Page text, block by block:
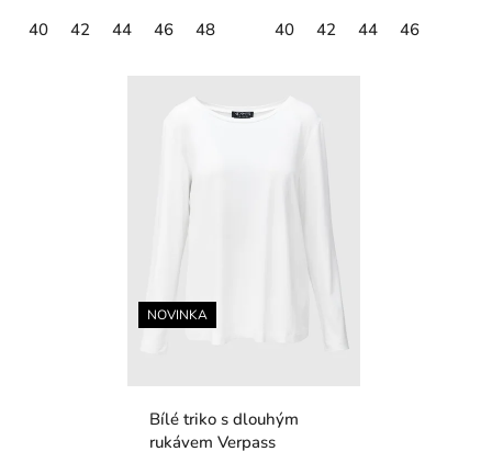
40 42 44 46 48 40 42 44 46
NOVINKA
Bílé triko s dlouhým
rukávem Verpass